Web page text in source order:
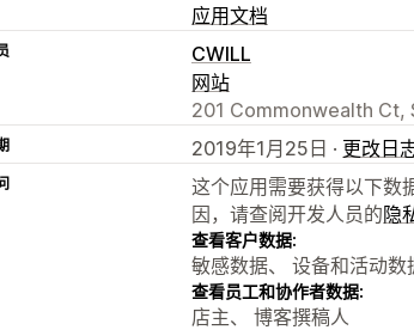
应用文档
CWILL
网站
201 Commonwealth Ct,
2019年1月25日 · 更改日
这个应用需要获得以下数
因，请查阅开发人员的隐
查看客户数据:
敏感数据、 设备和活动数
查看员工和协作者数据:
店主、 博客撰稿人